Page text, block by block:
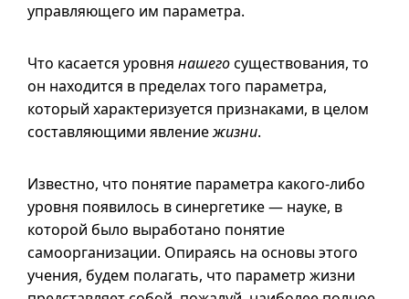
управляющего им параметра.
Что касается уровня нашегосуществования, то
он находится в пределах того параметра,
который характеризуется признаками, в целом
составляющими явлениежизни.
Известно, что понятие параметра какого-либо
уровня появилось в синергетике — науке, в
которой было выработано понятие
самоорганизации. Опираясь на основы этого
учения, будем полагать, что параметр жизни